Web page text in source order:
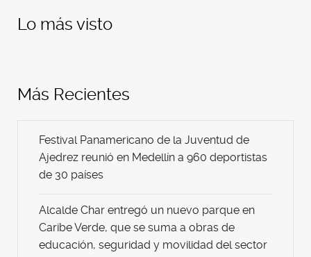
Lo más visto
Más Recientes
Festival Panamericano de la Juventud de
Ajedrez reunió en Medellín a 960 deportistas
de 30 países
Alcalde Char entregó un nuevo parque en
Caribe Verde, que se suma a obras de
educación, seguridad y movilidad del sector